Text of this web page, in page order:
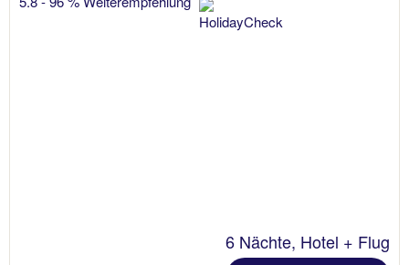
6 Nächte, Hotel + Flug